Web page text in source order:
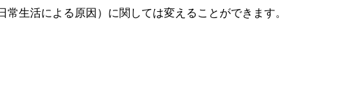
生活による原因）に関しては変えることができます。